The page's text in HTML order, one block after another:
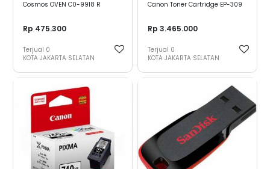
Cosmos OVEN C0-9918 R
Rp 475.300
Terjual 0
KOTA JAKARTA SELATAN
Canon Toner Cartridge EP-309
Rp 3.465.000
Terjual 0
KOTA JAKARTA SELATAN